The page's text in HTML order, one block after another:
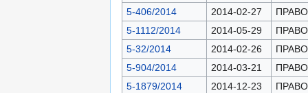
5-406/2014
2014-02-27
5-1112/2014
2014-05-29
5-32/2014
2014-02-26
5-904/2014
2014-03-21
5-1879/2014
2014-12-23